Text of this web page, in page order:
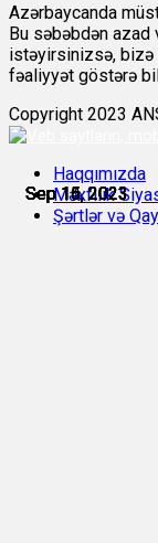
Sep 14, 2023
Sep 15, 2023
Sep 15, 2023
Sep 15, 2023
Sep 15, 2023
Sep 16, 2023
Azərbaycanda
Bu səbəbdən
istəyirsinizsə, bizə
fəaliyyət göstərə
Copyright 2023
Haqqımızda
Məxfilik
Şərtlər və